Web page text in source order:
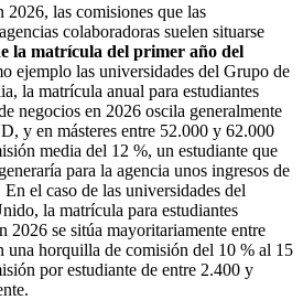
2026, las comisiones que las
colaboradoras suelen situarse
la matrícula del primer año del
ejemplo las universidades del Grupo de
la matrícula anual para estudiantes
negocios en 2026 oscila generalmente
y en másteres entre 52.000 y 62.000
media del 12 %, un estudiante que
para la agencia unos ingresos de
el caso de las universidades del
la matrícula para estudiantes
2026 se sitúa mayoritariamente entre
una horquilla de comisión del 10 % al 15
por estudiante de entre 2.400 y